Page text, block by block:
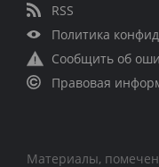
RSS
Политика
Сообщить об
Правовая
Материалы,